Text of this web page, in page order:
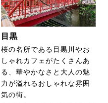
目黒
桜の名所である目黒川やお
しゃれカフェがたくさんあ
る、華やかなさと大人の魅
力が溢れるおしゃれな雰囲
気の街。